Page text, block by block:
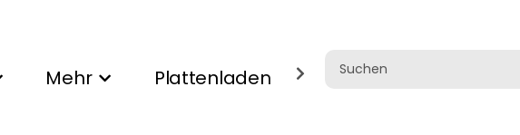
Mehr Plattenladen Ankauf